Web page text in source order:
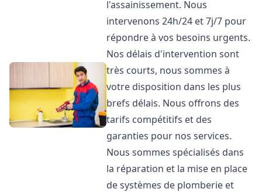
l'assainissement. Nous
intervenons 24h/24 et 7j/7 pour
répondre à vos besoins urgents.
Nos délais d'intervention sont
très courts, nous sommes à
votre disposition dans les plus
brefs délais. Nous offrons des
tarifs compétitifs et des
garanties pour nos services.
Nous sommes spécialisés dans
la réparation et la mise en place
de systèmes de plomberie et